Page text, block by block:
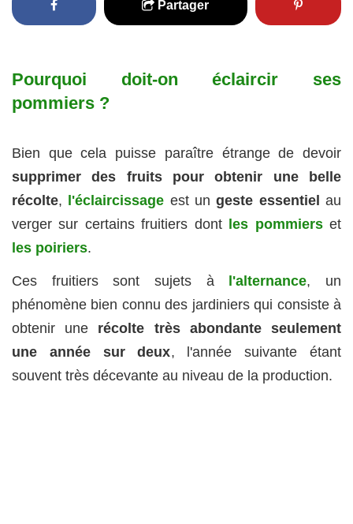
Partager
Pourquoi doit-on éclaircir ses
pommiers ?
Bien que cela puisse paraître étrange de devoir
supprimer des fruits pour obtenir une belle
récolte, l'éclaircissage est ungeste essentiel au
verger sur certains fruitiers dont les pommierset
les poiriers.
Ces fruitiers sont sujets à l'alternance, un
phénomène bien connu des jardiniers qui consiste à
obtenir une récolte très abondante seulement
une année sur deux, l'année suivante étant
souvent très décevante au niveau de la production.